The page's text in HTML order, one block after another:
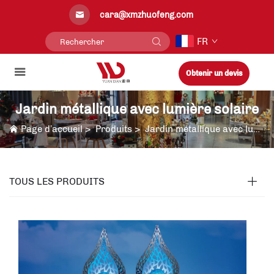
cara@xmzhuofeng.com
FR
Obtenir un devis
Jardin métallique avec lumière solaire
Page d’accueil>Produits>Jardin métallique avec lumière solaire
TOUS LES PRODUITS